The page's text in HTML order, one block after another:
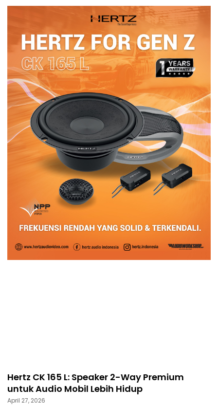
Hertz CK 165 L: Speaker 2-Way Premium
untuk Audio Mobil Lebih Hidup
April 27, 2026